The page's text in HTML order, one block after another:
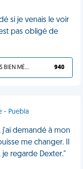
si je venais le voir
pas obligé de
TU L'AS BIEN MÉRITÉ 940
- Puebla
j'ai demandé à mon
me changer. Il
je regarde Dexter."